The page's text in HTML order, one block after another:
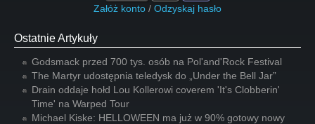
Załóż konto / Odzyskaj hasło
Ostatnie Artykuły
Godsmack przed 700 tys. osób na Pol'and'Rock Festival
The Martyr udostępnia teledysk do „Under the Bell Jar”
Drain oddaje hołd Lou Kollerowi coverem 'It's Clobberin'
Time' na Warped Tour
Michael Kiske: HELLOWEEN ma już w 90% gotowy nowy